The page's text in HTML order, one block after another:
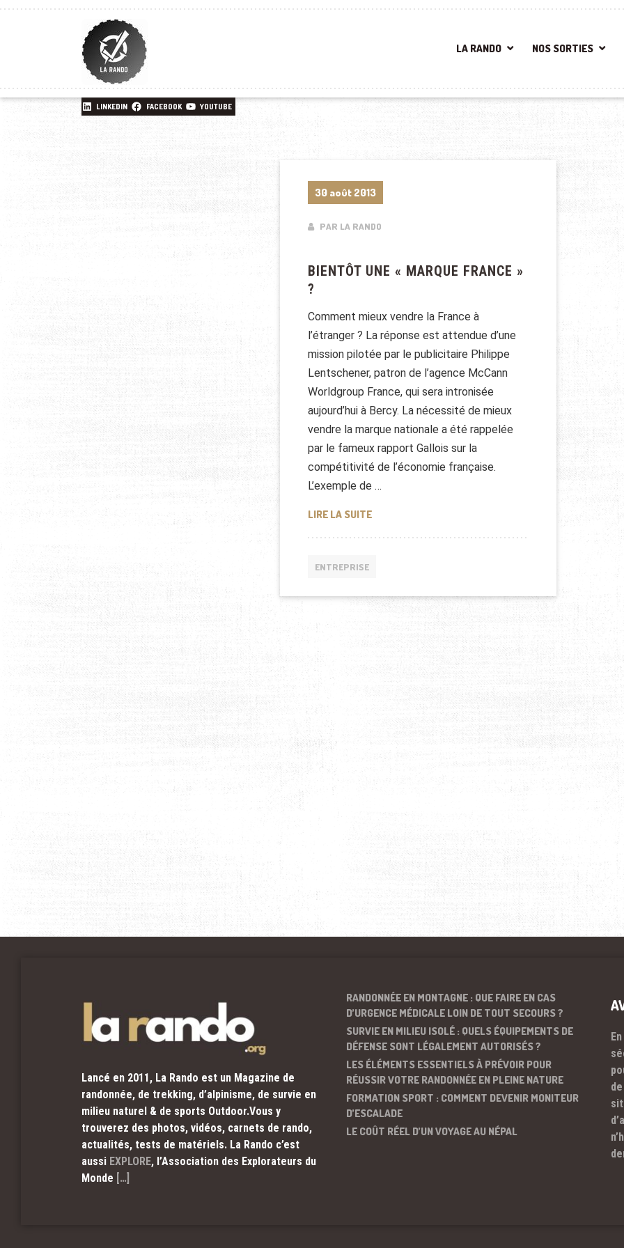
LA RANDO NOS SORTIES
LINKEDIN FACEBOOK YOUTUBE
30 août 2013
PAR LA RANDO
BIENTÔT UNE « MARQUE FRANCE »
?
Comment mieux vendre la France à
l’étranger ? La réponse est attendue d’une
mission pilotée par le publicitaire Philippe
Lentschener, patron de l’agence McCann
Worldgroup France, qui sera intronisée
aujourd’hui à Bercy. La nécessité de mieux
vendre la marque nationale a été rappelée
par le fameux rapport Gallois sur la
compétitivité de l’économie française.
L’exemple de …
LIRE LA SUITEBIENTÔT UNE « MARQUE FRANCE » ?
ENTREPRISE
Lancé en 2011, La Rando est un Magazine de
randonnée, de trekking, d’alpinisme, de survie en
milieu naturel & de sports Outdoor.Vous y
trouverez des photos, vidéos, carnets de rando,
actualités, tests de matériels. La Rando c’est
aussi EXPLORE, l’Association des Explorateurs du
Monde […]
RANDONNÉE EN MONTAGNE : QUE FAIRE EN CAS
D’URGENCE MÉDICALE LOIN DE TOUT SECOURS ?
SURVIE EN MILIEU ISOLÉ : QUELS ÉQUIPEMENTS DE
DÉFENSE SONT LÉGALEMENT AUTORISÉS ?
LES ÉLÉMENTS ESSENTIELS À PRÉVOIR POUR
RÉUSSIR VOTRE RANDONNÉE EN PLEINE NATURE
FORMATION SPORT : COMMENT DEVENIR MONITEUR
D’ESCALADE
LE COÛT RÉEL D’UN VOYAGE AU NÉPAL